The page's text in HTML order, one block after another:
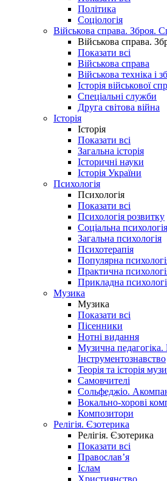
Політика
Соціологія
Військова справа. Зброя.
Військова справа.
Показати всі
Військова справа
Військова техніка і
Історія військової
Спеціальні служби
Друга світова війна
Історія
Історія
Показати всі
Загальна історія
Історичні науки
Історія України
Психологія
Психологія
Показати всі
Психологія розвитку
Соціальна психологія
Загальна психологія
Психотерапія
Популярна
Практична
Прикладна
Музика
Музика
Показати всі
Пісенники
Нотні видання
Музична педагогіка.
Інструментознавство
Теорія та історія
Самовчителі
Сольфеджіо.
Вокально-хорові
Композитори
Релігія. Єзотерика
Релігія. Єзотерика
Показати всі
Православ’я
Іслам
Християнство